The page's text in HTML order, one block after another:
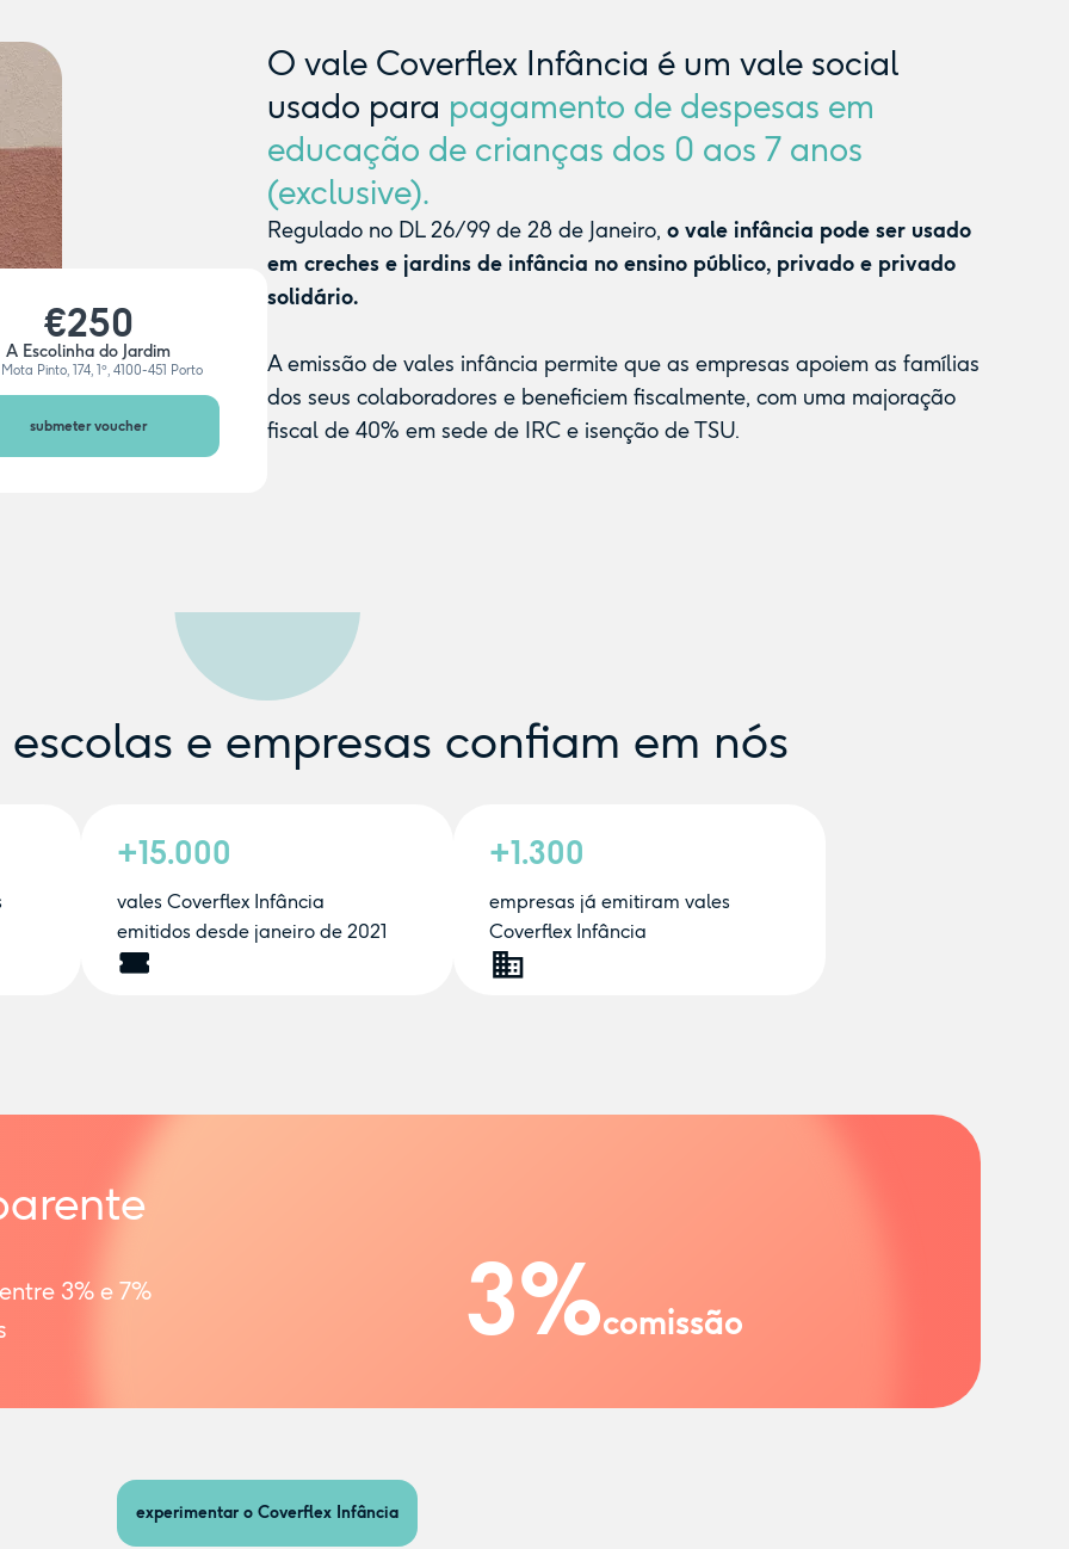
€250
A Escolinha do Jardim
Pinto, 174, 1º, 4100-451 Porto
submeter voucher
O vale Coverflex Infância é um vale social
usado para pagamento de despesas em
educação de crianças dos 0 aos 7 anos
(exclusive).
Regulado no DL 26/99 de 28 de Janeiro, o vale infância pode ser usado
em creches e jardins de infância no ensino público, privado e privado
solidário.
A emissão de vales infância permite que as empresas apoiem as famílias
dos seus colaboradores e beneficiem fiscalmente, com uma majoração
fiscal de 40% em sede de IRC e isenção de TSU.
e empresas confiam em nós
+15.000
vales Coverflex Infância
emitidos desde janeiro de 2021
+1.300
empresas já emitiram vales
Coverflex Infância
3% e 7%
3%comissão
experimentar o Coverflex Infância